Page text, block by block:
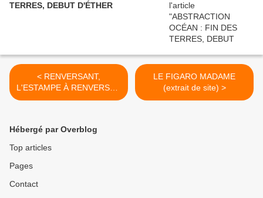
TERRES, DEBUT D'ÉTHER
< RENVERSANT,
L'ESTAMPE À RENVERSER
!
LE FIGARO MADAME
(extrait de site) >
Hébergé par Overblog
Top articles
Pages
Contact